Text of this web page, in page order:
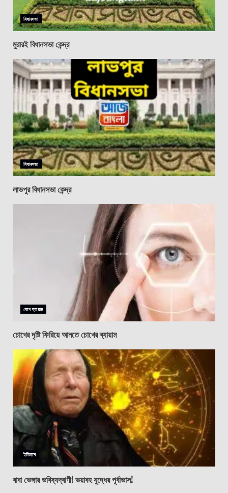
বিধানসভা
মুরারই বিধানসভা কেন্দ্র
বিধানসভা
লাভপুর বিধানসভা কেন্দ্র
যোগ ব্যায়াম
চোখের দৃষ্টি ফিরিয়ে আনতে চোখের ব্যায়াম
ইতিহাস
বাবা ভেঙ্গার ভবিষ্যদ্বাণী! ভয়াবহ যুদ্ধের পূর্বাভাস!